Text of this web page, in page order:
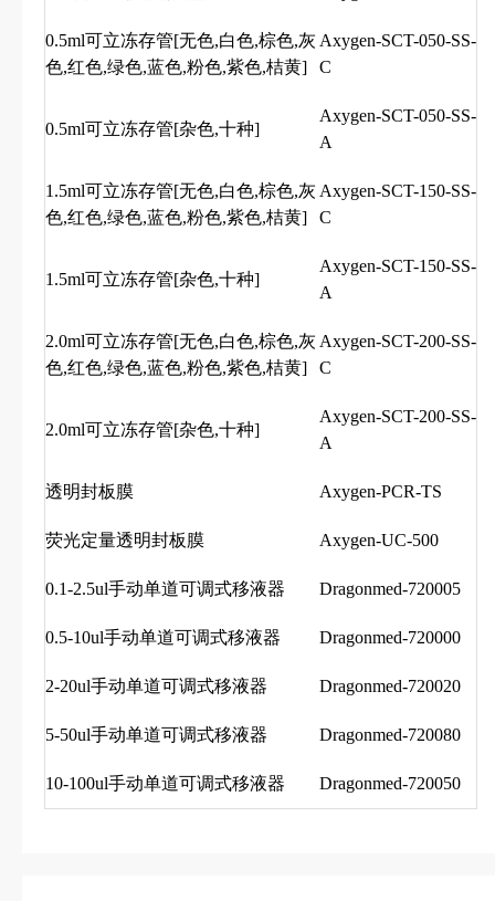
0.5ml可立冻存管[无色,白色,棕色,灰
色,红色,绿色,蓝色,粉色,紫色,桔黄]
Axygen-SCT-050-SS-
C
0.5ml可立冻存管[杂色,十种]
Axygen-SCT-050-SS-
A
1.5ml可立冻存管[无色,白色,棕色,灰
色,红色,绿色,蓝色,粉色,紫色,桔黄]
Axygen-SCT-150-SS-
C
1.5ml可立冻存管[杂色,十种]
Axygen-SCT-150-SS-
A
2.0ml可立冻存管[无色,白色,棕色,灰
色,红色,绿色,蓝色,粉色,紫色,桔黄]
Axygen-SCT-200-SS-
C
2.0ml可立冻存管[杂色,十种]
Axygen-SCT-200-SS-
A
透明封板膜 Axygen-PCR-TS
荧光定量透明封板膜 Axygen-UC-500
0.1-2.5ul手动单道可调式移液器 Dragonmed-720005
0.5-10ul手动单道可调式移液器 Dragonmed-720000
2-20ul手动单道可调式移液器 Dragonmed-720020
5-50ul手动单道可调式移液器 Dragonmed-720080
10-100ul手动单道可调式移液器 Dragonmed-720050